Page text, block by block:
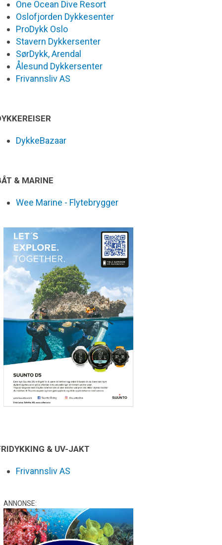
One Ocean Dive Resort
Oslofjorden Dykkesenter
ProDykk Oslo
Stavern Dykkersenter
SørDykk, Arendal
Ålesund Dykkersenter
Frivannsliv AS
DykkeBazaar
& MARINE
Wee Marine - Flytebrygger
& UV-JAKT
Frivannsliv AS
ANNONSE: